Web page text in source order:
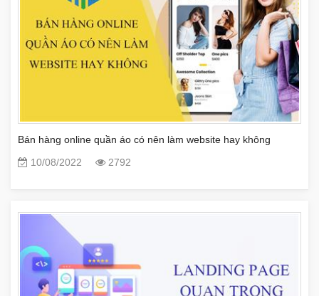
Bán hàng online quần áo có nên làm website hay không
10/08/2022
2792